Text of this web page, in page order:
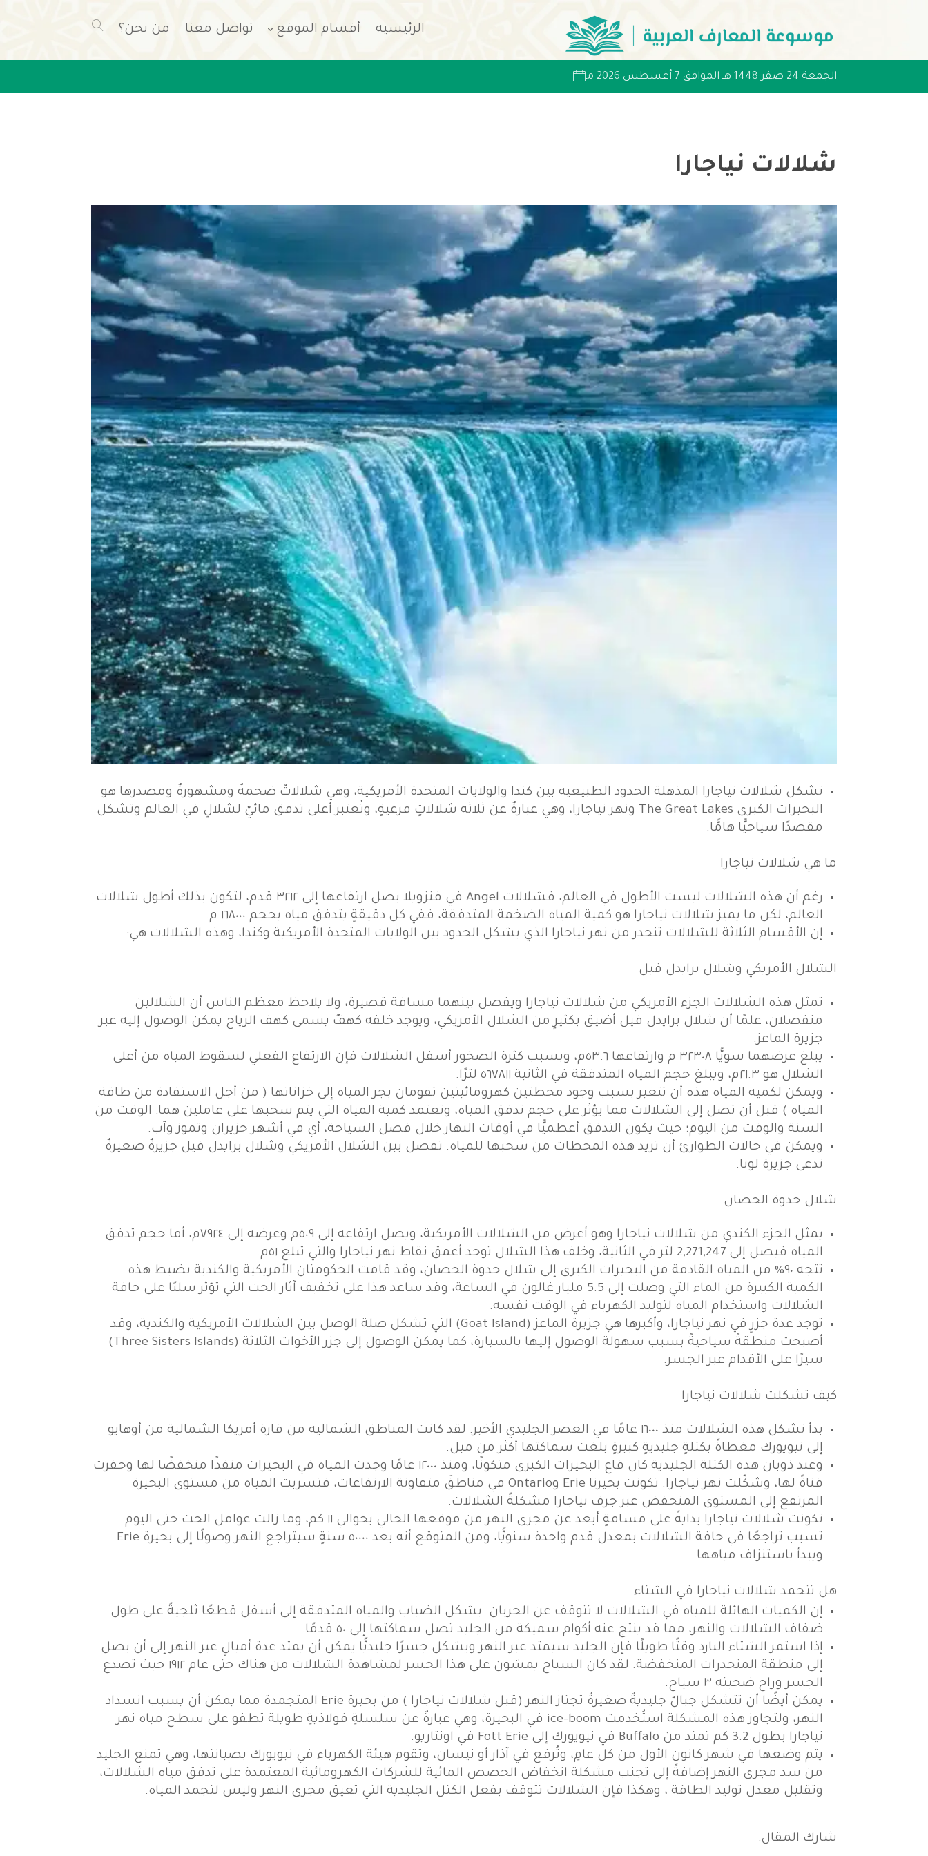
الرئيسية أقسام الموقع تواصل معنا من نحن؟
الجمعة 24 صفر 1448 هـ الموافق 7 أغسطس 2026 مـ
شلالات نياجارا
تشكل شلالات نياجارا المذهلة الحدود الطبيعية بين كندا والولايات المتحدة الأمريكية، وهي شلالاتٌ ضخمةٌ ومشهورةٌ ومصدرها هو
البحيرات الكبرى The Great Lakes ونهر نياجارا، وهي عبارةٌ عن ثلاثة شلالاتٍ فرعيةٍ، وتُعتبر أعلى تدفق مائيّ لشلالٍ في العالم وتشكل
مقصدًا سياحيًّا هامًّا.
ما هي شلالات نياجارا
رغم أن هذه الشلالات ليست الأطول في العالم، فشلالات Angel في فنزويلا يصل ارتفاعها إلى ٣٢١٢ قدم، لتكون بذلك أطول شلالات
العالم، لكن ما يميز شلالات نياجارا هو كمية المياه الضخمة المتدفقة، ففي كل دقيقةٍ يتدفق مياه بحجم ١٦٨٠٠٠ م.
إن الأقسام الثلاثة للشلالات تنحدر من نهر نياجارا الذي يشكل الحدود بين الولايات المتحدة الأمريكية وكندا، وهذه الشلالات هي:
الشلال الأمريكي وشلال برايدل فيل
تمثل هذه الشلالات الجزء الأمريكي من شلالات نياجارا ويفصل بينهما مسافة قصيرة، ولا يلاحظ معظم الناس أن الشلالين
منفصلان، علمًا أن شلال برايدل فيل أضيق بكثيرٍ من الشلال الأمريكي، ويوجد خلفه كهفٌ يسمى كهف الرياح يمكن الوصول إليه عبر
جزيرة الماعز.
يبلغ عرضهما سويًّا ٣٢٣٠٨ م وارتفاعها ٥٣.٦م، وبسبب كثرة الصخور أسفل الشلالات فإن الارتفاع الفعلي لسقوط المياه من أعلى
الشلال هو ٢١.٣م، ويبلغ حجم المياه المتدفقة في الثانية ٥٦٧٨١١ لترًا.
ويمكن لكمية المياه هذه أن تتغير بسبب وجود محطتين كهرومائيتين تقومان بجر المياه إلى خزاناتها ( من أجل الاستفادة من طاقة
المياه ) قبل أن تصل إلى الشلالات مما يؤثر على حجم تدفق المياه، وتعتمد كمية المياه التي يتم سحبها على عاملين هما: الوقت من
السنة والوقت من اليوم؛ حيث يكون التدفق أعظميًّا في أوقات النهار خلال فصل السياحة، أي في أشهر حزيران وتموز وآب.
ويمكن في حالات الطوارئ أن تزيد هذه المحطات من سحبها للمياه. تفصل بين الشلال الأمريكي وشلال برايدل فيل جزيرةٌ صغيرةٌ
تدعى جزيرة لونا.
شلال حدوة الحصان
يمثل الجزء الكندي من شلالات نياجارا وهو أعرض من الشلالات الأمريكية، ويصل ارتفاعه إلى ٥٠٩م وعرضه إلى ٧٩٢٤م، أما حجم تدفق
المياه فيصل إلى 2,271,247 لتر في الثانية، وخلف هذا الشلال توجد أعمق نقاط نهر نياجارا والتي تبلع ٥١م.
تتجه ٩٠% من المياه القادمة من البحيرات الكبرى إلى شلال حدوة الحصان، وقد قامت الحكومتان الأمريكية والكندية بضبط هذه
الكمية الكبيرة من الماء التي وصلت إلى 5.5 مليار غالون في الساعة، وقد ساعد هذا على تخفيف آثار الحت التي تؤثر سلبًا على حافة
الشلالات واستخدام المياه لتوليد الكهرباء في الوقت نفسه.
توجد عدة جزرٍ في نهر نياجارا، وأكبرها هي جزيرة الماعز (Goat Island) التي تشكل صلة الوصل بين الشلالات الأمريكية والكندية، وقد
أصبحت منطقةً سياحيةً بسبب سهولة الوصول إليها بالسيارة، كما يمكن الوصول إلى جزر الأخوات الثلاثة (Three Sisters Islands)
سيرًا على الأقدام عبر الجسر.
كيف تشكلت شلالات نياجارا
بدأ تشكل هذه الشلالات منذ ١٦٠٠٠ عامًا في العصر الجليدي الأخير. لقد كانت المناطق الشمالية من قارة أمريكا الشمالية من أوهايو
إلى نيويورك مغطاةً بكتلةٍ جليديةٍ كبيرةٍ بلغت سماكتها أكثر من ميل.
وعند ذوبان هذه الكتلة الجليدية كان قاع البحيرات الكبرى متكونًا، ومنذ ١٢٠٠٠ عامًا وجدت المياه في البحيرات منفذًا منخفضًا لها وحفرت
قناةً لها، وشكّلت نهر نياجارا. تكونت بحيرتا Erie وOntario في مناطقَ متفاوتة الارتفاعات، فتسربت المياه من مستوى البحيرة
المرتفع إلى المستوى المنخفض عبر جرف نياجارا مشكلةً الشلالات.
تكونت شلالات نياجارا بدايةً على مسافةٍ أبعد عن مجرى النهر من موقعها الحالي بحوالي ١١ كم، وما زالت عوامل الحت حتى اليوم
تسبب تراجعًا في حافة الشلالات بمعدل قدم واحدة سنويًّا، ومن المتوقع أنه بعد ٥٠٠٠٠ سنةٍ سيتراجع النهر وصولًا إلى بحيرة Erie
ويبدأ باستنزاف مياهها.
هل تتجمد شلالات نياجارا في الشتاء
إن الكميات الهائلة للمياه في الشلالات لا تتوقف عن الجريان. يشكل الضباب والمياه المتدفقة إلى أسفل قطعًا ثلجيةً على طول
ضفاف الشلالات والنهر، مما قد ينتج عنه أكوام سميكة من الجليد تصل سماكتها إلى ٥٠ قدمًا.
إذا استمر الشتاء البارد وقتًا طويلًا فإن الجليد سيمتد عبر النهر ويشكل جسرًا جليديًّا يمكن أن يمتد عدة أميالٍ عبر النهر إلى أن يصل
إلى منطقة المنحدرات المنخفضة. لقد كان السياح يمشون على هذا الجسر لمشاهدة الشلالات من هناك حتى عام ١٩١٢ حيث تصدع
الجسر وراح ضحيته ٣ سياح.
يمكن أيضًا أن تتشكل جبالٌ جليديةٌ صغيرةٌ تجتاز النهر (قبل شلالات نياجارا ) من بحيرة Erie المتجمدة مما يمكن أن يسبب انسداد
النهر، ولتجاوز هذه المشكلة استُخدمت ice-boom في البحيرة، وهي عبارةٌ عن سلسلةٍ فولاذيةٍ طويلة تطفو على سطح مياه نهر
نياجارا بطول 3.2 كم تمتد من Buffalo في نيويورك إلى Fott Erie في اونتاريو.
يتم وضعها في شهر كانون الأول من كل عامٍ، وتُرفع في آذار أو نيسان، وتقوم هيئة الكهرباء في نيويورك بصيانتها، وهي تمنع الجليد
من سد مجرى النهر إضافةً إلى تجنب مشكلة انخفاض الحصص المائية للشركات الكهرومائية المعتمدة على تدفق مياه الشلالات،
وتقليل معدل توليد الطاقة ، وهكذا فإن الشلالات تتوقف بفعل الكتل الجليدية التي تعيق مجرى النهر وليس لتجمد المياه.
شارك المقال: